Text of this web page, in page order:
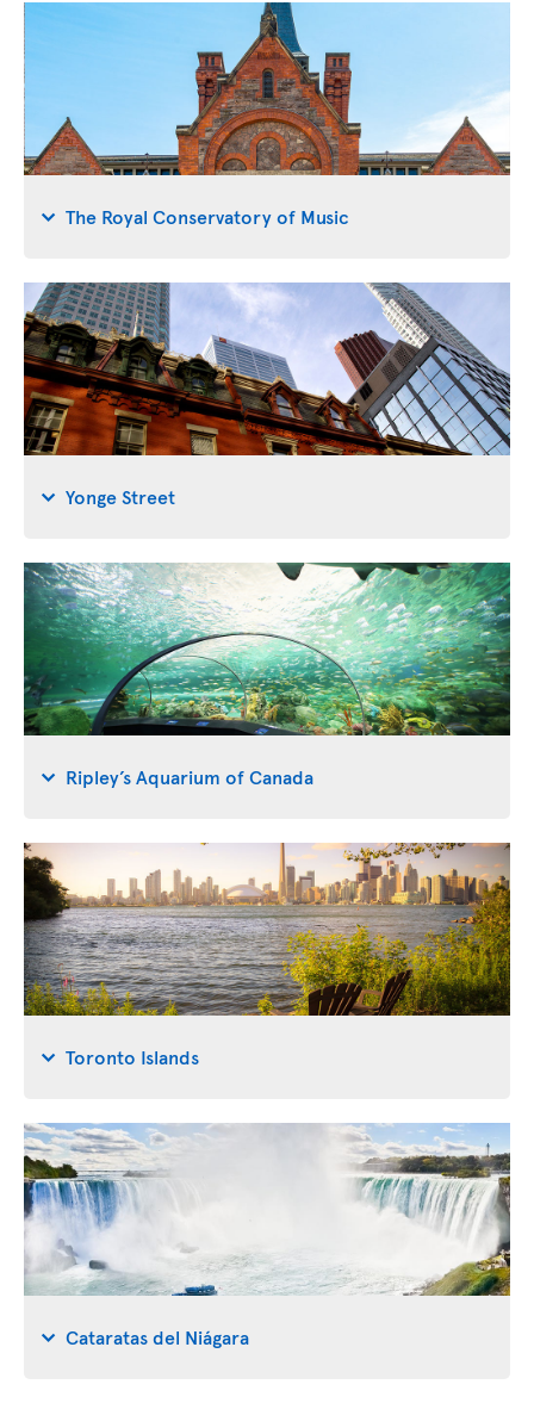
The Royal Conservatory of Music
Yonge Street
Ripley’s Aquarium of Canada
Toronto Islands
Cataratas del Niágara